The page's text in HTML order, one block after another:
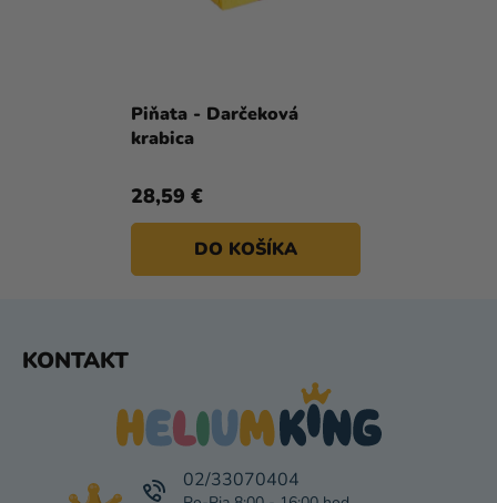
Piňata - Darčeková
krabica
28,59 €
DO KOŠÍKA
KONTAKT
02/33070404